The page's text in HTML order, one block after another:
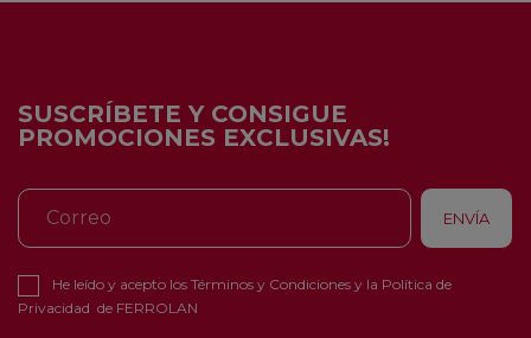
SUSCRÍBETE Y CONSIGUE
PROMOCIONES EXCLUSIVAS!
He leído y acepto los Términos y Condiciones y la Política de
Privacidad de FERROLAN